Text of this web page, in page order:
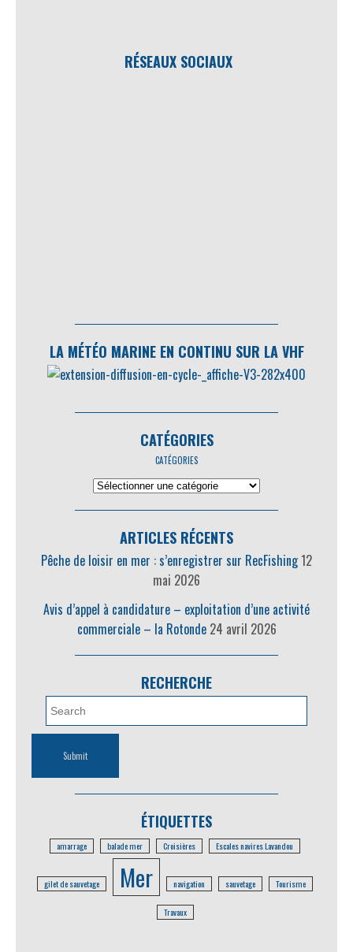
RÉSEAUX SOCIAUX
LA MÉTÉO MARINE EN CONTINU SUR LA VHF
CATÉGORIES
CATÉGORIES
ARTICLES RÉCENTS
Pêche de loisir en mer : s’enregistrer sur RecFishing12
mai 2026
Avis d’appel à candidature – exploitation d’une activité
commerciale – la Rotonde 24 avril 2026
RECHERCHE
ÉTIQUETTES
amarrage balade mer Croisières Escales navires Lavandou
gilet de sauvetage Mer navigation sauvetage Tourisme
Travaux